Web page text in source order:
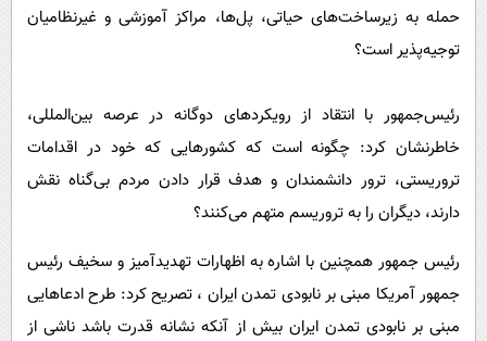
حمله به زیرساخت‌های حیاتی، پل‌ها، مراکز آموزشی و غیرنظامیان
توجیه‌پذیر است؟
رئیس‌جمهور با انتقاد از رویکردهای دوگانه در عرصه بین‌المللی،
خاطرنشان کرد: چگونه است که کشورهایی که خود در اقدامات
تروریستی، ترور دانشمندان و هدف قرار دادن مردم بی‌گناه نقش
دارند، دیگران را به تروریسم متهم می‌کنند؟
رئیس جمهور همچنین با اشاره به اظهارات تهدیدآمیز و سخیف رئیس
جمهور آمریکا مبنی بر نابودی تمدن ایران ، تصریح کرد: طرح ادعاهایی
مبنی بر نابودی تمدن ایران بیش از آنکه نشانه قدرت باشد ناشی از